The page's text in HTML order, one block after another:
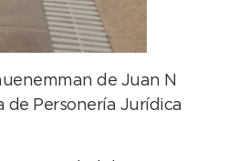
de Juan N
de Personería Jurídica